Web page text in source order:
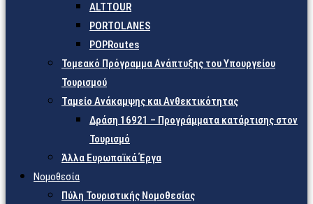
ALTTOUR
PORTOLANES
POPRoutes
Τομεακό Πρόγραμμα Ανάπτυξης του Υπουργείου
Τουρισμού
Ταμείο Ανάκαμψης και Ανθεκτικότητας
Δράση 16921 – Προγράμματα κατάρτισης στον
Τουρισμό
Άλλα Ευρωπαϊκά Έργα
Νομοθεσία
Πύλη Τουριστικής Νομοθεσίας